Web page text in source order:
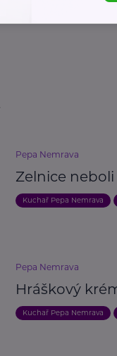
Pepa Nemrava
Zelnice neboli
Kuchař Pepa Nemrava
Pepa Nemrava
Hráškový
Kuchař Pepa Nemrava